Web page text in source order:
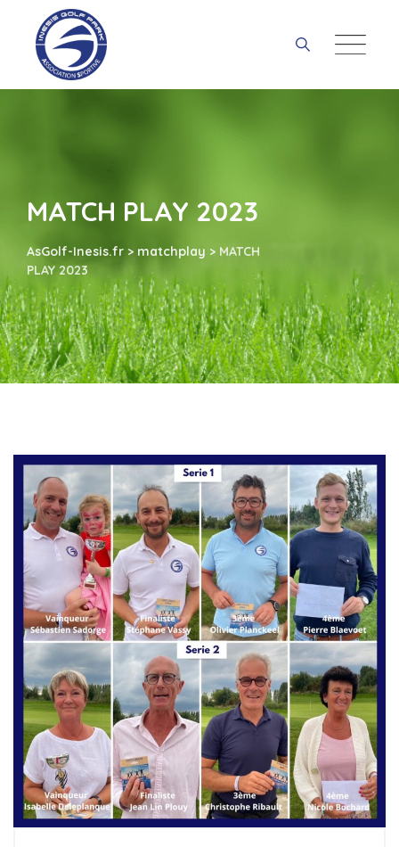
content
MATCH PLAY 2023
AsGolf-Inesis.fr > matchplay > MATCH
PLAY 2023